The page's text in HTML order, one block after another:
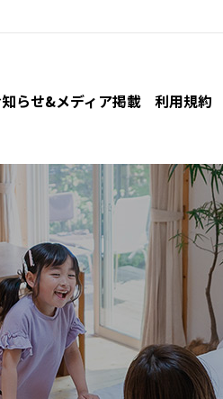
らせ&メディア掲載 利用規約